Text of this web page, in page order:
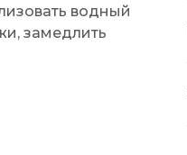
водный
замедлить